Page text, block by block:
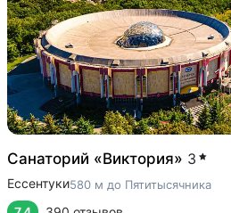
Санаторий «Виктория» 3
Ессентуки580 м до Пятитысячника